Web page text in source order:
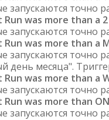
запускаются точно
Run was more than a 2
запускаются точно
Run was more than a
запускаются точно
день месяца".
Run was more than a
запускаются точно
Run was more than
запускаются точно